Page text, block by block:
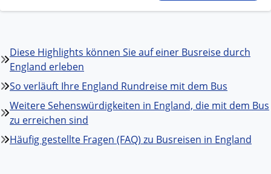
Diese Highlights können Sie auf einer Busreise durch
England erleben
So verläuft Ihre England Rundreise mit dem Bus
Weitere Sehenswürdigkeiten in England, die mit dem Bus
zu erreichen sind
Häufig gestellte Fragen (FAQ) zu Busreisen in England